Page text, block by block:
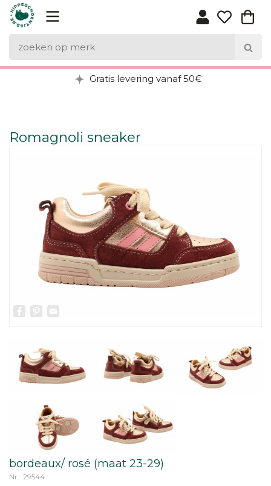
Gratis levering vanaf 50€
Romagnoli sneaker
Facebook
Pinterest
bordeaux/ rosé (maat 23-29)
Nr.: 29544